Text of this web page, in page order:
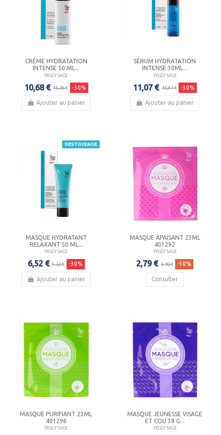
CRÈME HYDRATATION
INTENSE 50 ML...
PEGGY SAGE
10,68 € 15,26 € -30%
Ajouter au panier
SÉRUM HYDRATATION
INTENSE 30ML...
PEGGY SAGE
11,07 € 15,81 € -30%
Ajouter au panier
DESTOCKAGE
MASQUE HYDRATANT
RELAXANT 50 ML...
PEGGY SAGE
6,52 € 9,32 € -30%
Ajouter au panier
MASQUE APAISANT 23ML
401292
PEGGY SAGE
2,79 € 3,10 € -10%
Consulter
MASQUE PURIFIANT 23ML
401296
PEGGY SAGE
MASQUE JEUNESSE VISAGE
ET COU 38 G...
PEGGY SAGE